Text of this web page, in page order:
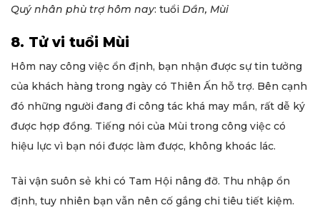
Quý nhân phù trợ hôm nay: tuổi Dần, Mùi
8. Tử vi tuổi Mùi
Hôm nay công việc ổn định, bạn nhận được sự tin tưởng
của khách hàng trong ngày có Thiên Ấn hỗ trợ. Bên cạnh
đó những người đang đi công tác khá may mắn, rất dễ ký
được hợp đồng. Tiếng nói của Mùi trong công việc có
hiệu lực vì bạn nói được làm được, không khoác lác.
Tài vận suôn sẻ khi có Tam Hội nâng đỡ. Thu nhập ổn
định, tuy nhiên bạn vẫn nên cố gắng chi tiêu tiết kiệm.